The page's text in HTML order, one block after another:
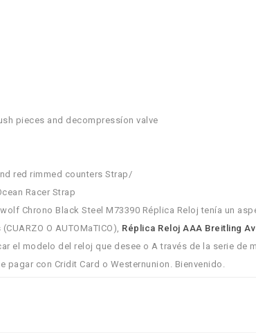
pieces and decompressíon valve
red rimmed counters Strap/
Racer Strap
Chrono Black Steel M73390 Réplica Reloj tenía un
O AUTOMaTICO), Réplica Reloj AAA Breitling
el modelo del reloj que desee o A través de la serie de
con Cridit Card o Westernunion. Bienvenido.